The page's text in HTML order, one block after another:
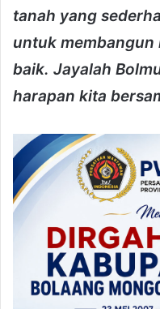
tanah yang
untuk membangun
baik. Jayalah
harapan kita